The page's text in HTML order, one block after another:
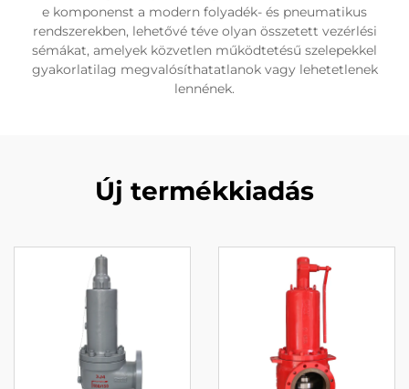
e komponenst a modern folyadék- és pneumatikus
rendszerekben, lehetővé téve olyan összetett vezérlési
sémákat, amelyek közvetlen működtetésű szelepekkel
gyakorlatilag megvalósíthatatlanok vagy lehetetlenek
lennének.
Új termékkiadás